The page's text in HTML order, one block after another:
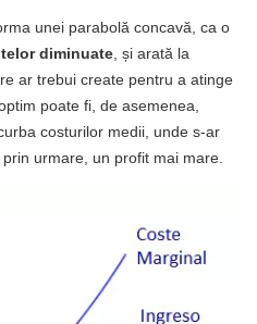
unei parabolă concavă, ca o
diminuate , și arată la
ar trebui create pentru a atinge
poate fi, de asemenea,
costurilor medii, unde s-ar
urmare, un profit mai mare.